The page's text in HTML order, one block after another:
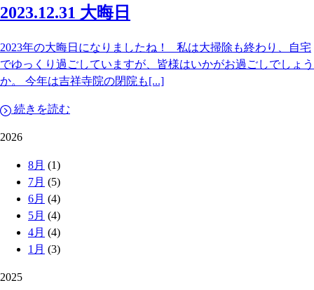
2023.12.31 大晦日
2023年の大晦日になりましたね！ 私は大掃除も終わり、自宅
でゆっくり過ごしていますが、皆様はいかがお過ごしでしょう
か。 今年は吉祥寺院の閉院も[...]
続きを読む
2026
8月 (1)
7月 (5)
6月 (4)
5月 (4)
4月 (4)
1月 (3)
2025